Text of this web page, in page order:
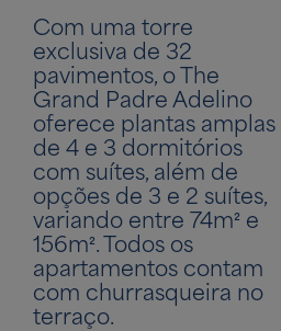
Com uma torre
exclusiva de 32
pavimentos, o The
Grand Padre Adelino
oferece plantas amplas
de 4 e 3 dormitórios
com suítes, além de
opções de 3 e 2 suítes,
variando entre 74m² e
156m². Todos os
apartamentos contam
com churrasqueira no
terraço.